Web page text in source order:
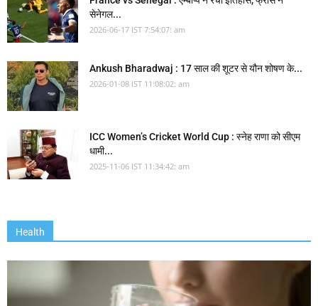
सेनेगल...
2026-06-17 IST 7:54:07: am
Ankush Bharadwaj : 17 साल की शूटर से यौन शोषण के...
2026-01-08 IST 11:08:02: am
ICC Women’s Cricket World Cup : स्नेह राणा को सीएम
धामी...
2025-11-06 IST 11:34:42: am
Health